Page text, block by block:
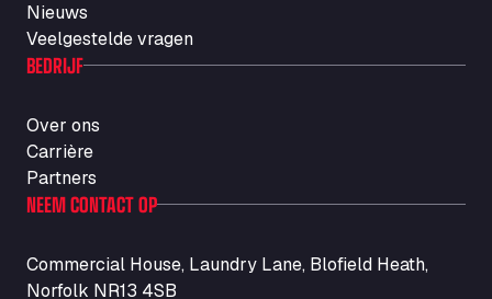
M6 J40, Penrith Industrial Estate, CA11 9EH
Backline Logistics Limited
Ctra C 157 , 37009
Ballinluig Services
Ballinluig, PH9 0LG
ZI de la Vallée du Bois EST, 62450
Barneys Diner
Nieuws
Veelgestelde vragen
BEDRIJF
Over ons
Carrière
Partners
NEEM CONTACT OP
Commercial House, Laundry Lane, Blofield Heath,
Norfolk NR13 4SB